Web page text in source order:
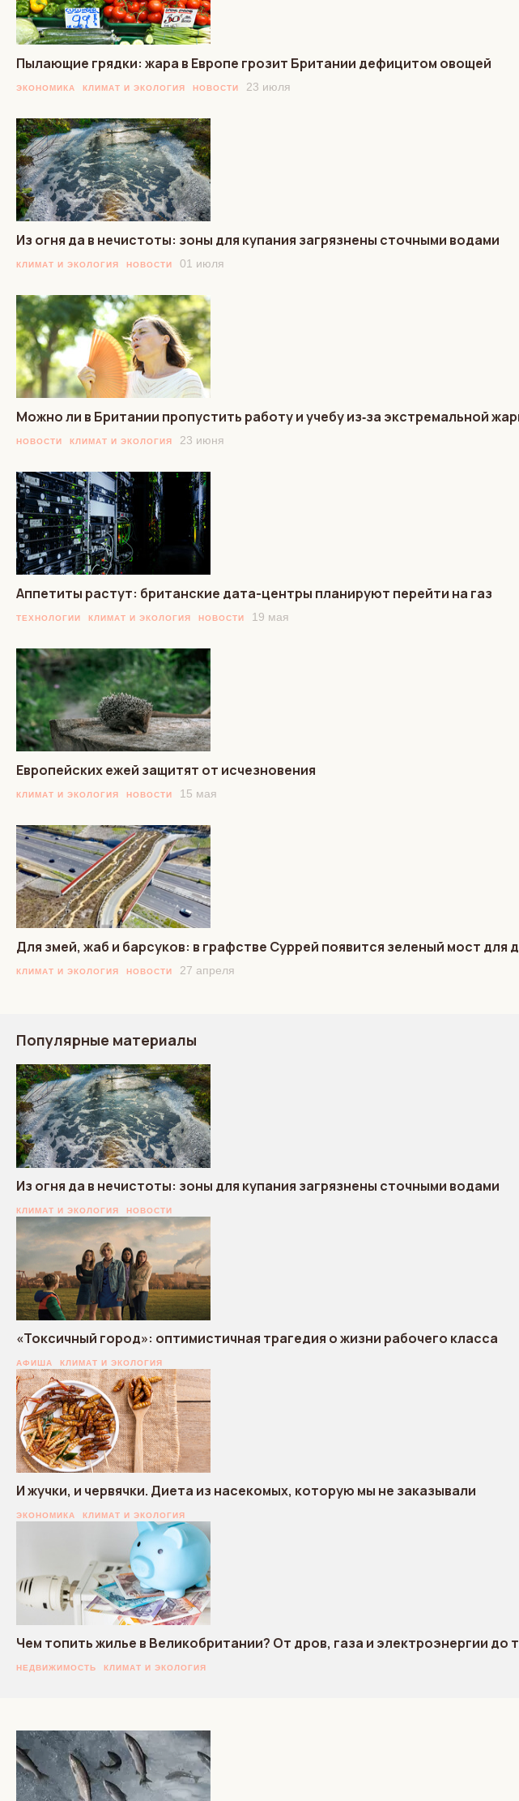
Пылающие грядки: жара в Европе грозит Британии дефицитом овощей
ЭКОНОМИКА КЛИМАТ И ЭКОЛОГИЯ НОВОСТИ 23 июля
Из огня да в нечистоты: зоны для купания загрязнены сточными водами
КЛИМАТ И ЭКОЛОГИЯ НОВОСТИ 01 июля
Можно ли в Британии пропустить работу и учебу из‑за экстремальной
НОВОСТИ КЛИМАТ И ЭКОЛОГИЯ 23 июня
Аппетиты растут: британские дата-центры планируют перейти на газ
ТЕХНОЛОГИИ КЛИМАТ И ЭКОЛОГИЯ НОВОСТИ 19 мая
Европейских ежей защитят от исчезновения
КЛИМАТ И ЭКОЛОГИЯ НОВОСТИ 15 мая
Для змей, жаб и барсуков: в графстве Суррей появится зеленый мост для
КЛИМАТ И ЭКОЛОГИЯ НОВОСТИ 27 апреля
Популярные материалы
Из огня да в нечистоты: зоны для купания загрязнены сточными водами
КЛИМАТ И ЭКОЛОГИЯ НОВОСТИ
«Токсичный город»: оптимистичная трагедия о жизни рабочего класса
АФИША КЛИМАТ И ЭКОЛОГИЯ
И жучки, и червячки. Диета из насекомых, которую мы не заказывали
ЭКОНОМИКА КЛИМАТ И ЭКОЛОГИЯ
Чем топить жилье в Великобритании? От дров, газа и электроэнергии до
НЕДВИЖИМОСТЬ КЛИМАТ И ЭКОЛОГИЯ